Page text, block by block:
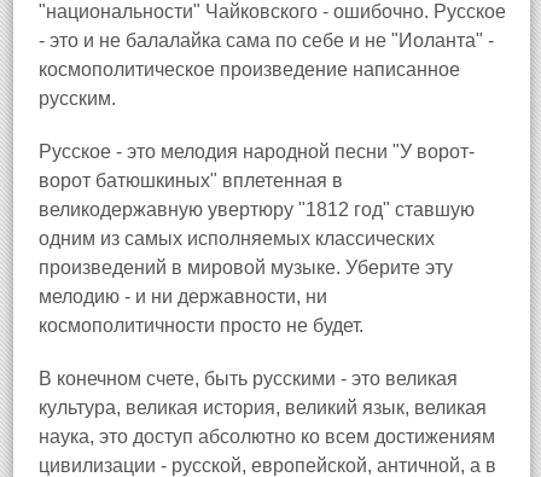
"национальности" Чайковского - ошибочно. Русское
- это и не балалайка сама по себе и не "Иоланта" -
космополитическое произведение написанное
русским.
Русское - это мелодия народной песни "У ворот-
ворот батюшкиных" вплетенная в
великодержавную увертюру "1812 год" ставшую
одним из самых исполняемых классических
произведений в мировой музыке. Уберите эту
мелодию - и ни державности, ни
космополитичности просто не будет.
В конечном счете, быть русскими - это великая
культура, великая история, великий язык, великая
наука, это доступ абсолютно ко всем достижениям
цивилизации - русской, европейской, античной, а в